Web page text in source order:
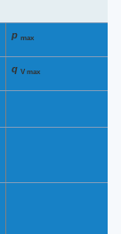
p max
q V max